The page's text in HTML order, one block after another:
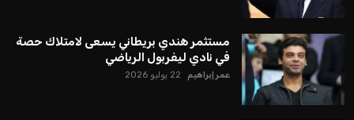
مستثمر هندي بريطاني يسعى لامتلاك حصة
في نادي ليفربول الرياضي
عمر إبراهيم 22 يوليو 2026